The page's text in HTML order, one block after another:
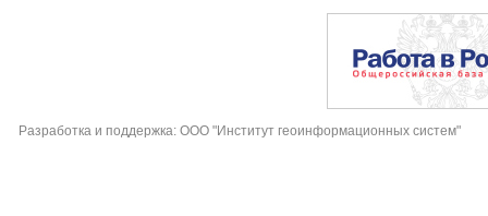
Разработка и поддержка: ООО "Институт геоинформационных систем"